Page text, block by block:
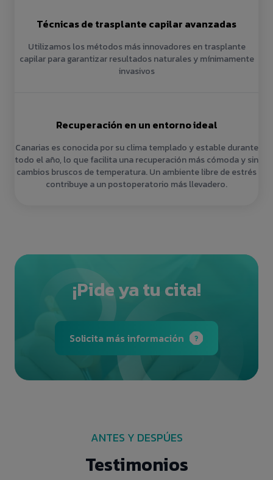
Técnicas de trasplante capilar avanzadas
Utilizamos los métodos más innovadores en trasplante
capilar para garantizar resultados naturales y mínimamente
invasivos
Recuperación en un entorno ideal
Canarias es conocida por su clima templado y estable durante
todo el año, lo que facilita una recuperación más cómoda y sin
cambios bruscos de temperatura. Un ambiente libre de estrés
contribuye a un postoperatorio más llevadero.
¡Pide ya tu cita!
Solicita más información
ANTES Y DESPÚES
Testimonios